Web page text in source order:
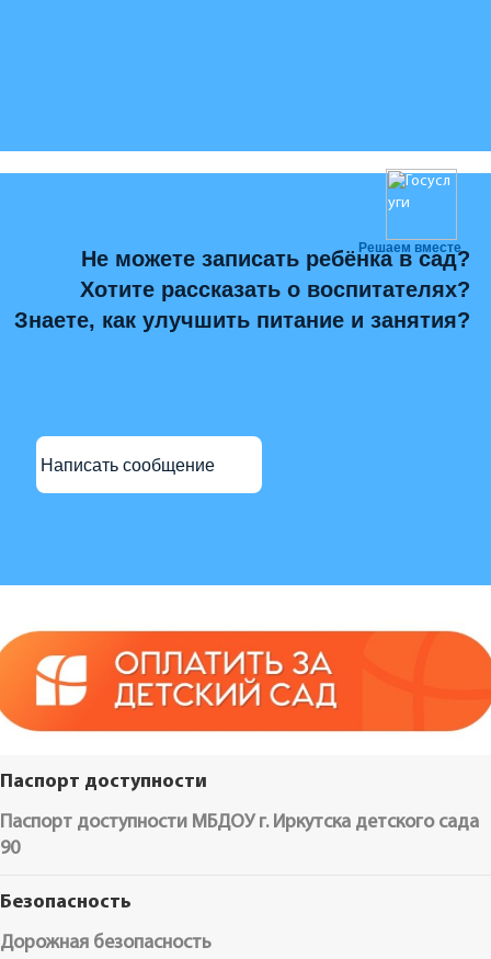
Решаем вместе
Не можете записать ребёнка в сад?
Хотите рассказать о воспитателях?
Знаете, как улучшить питание и занятия?
Написать сообщение
Паспорт доступности
Паспорт доступности МБДОУ г. Иркутска детского сада
90
Безопасность
Дорожная безопасность